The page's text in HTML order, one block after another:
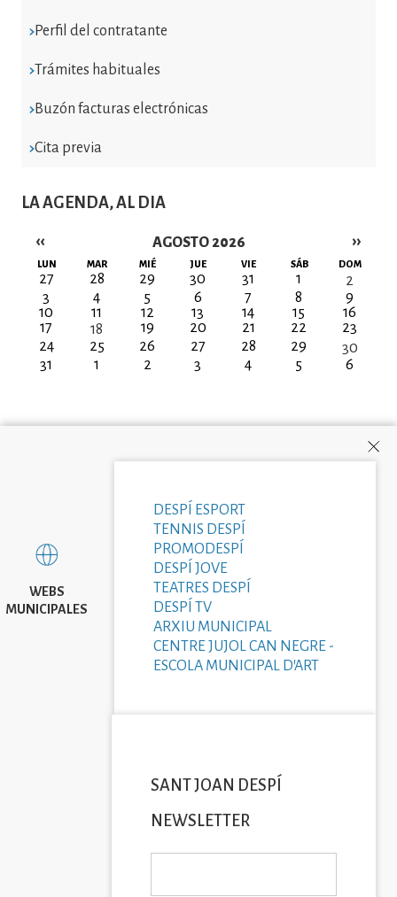
Perfil del contratante
Trámites habituales
Buzón facturas electrónicas
Cita previa
LA AGENDA, AL DIA
AGOSTO 2026
Paginación
‹‹ ››
LUN MAR MIÉ JUE VIE SÁB DOM
27 28 29 30 31 1
2
3
4 5 6 7 8
9
10
11 12 13 14 15
16
17
18 19 20 21 22
23
24
25 26 27 28 29
30
31
1 2 3 4 5 6
WEBS
MUNICIPALES
DESPÍ ESPORT
TENNIS DESPÍ
PROMODESPÍ
DESPÍ JOVE
TEATRES DESPÍ
DESPÍ TV
ARXIU MUNICIPAL
CENTRE JUJOL CAN NEGRE -
ESCOLA MUNICIPAL D'ART
SANT JOAN DESPÍ
NEWSLETTER